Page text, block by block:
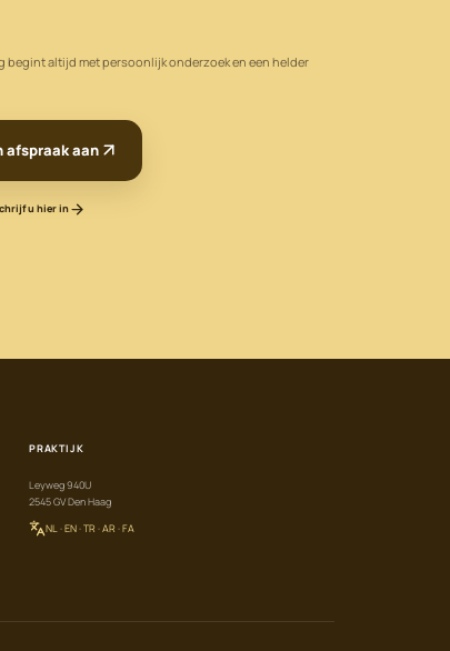
begint altijd met persoonlijk onderzoek en een helder
afspraak aan
u hier in
PRAKTIJK
Leyweg 940U
2545 GV Den Haag
NL · EN · TR · AR · FA